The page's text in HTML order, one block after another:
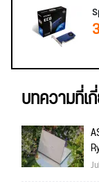
บทความที่เ